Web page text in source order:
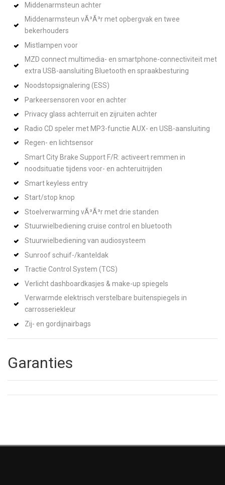
Middenarmsteun achter
Middenarmsteun vÃ³Ã³r met opbergvak en twee
bekerhouders
Mistlampen voor
MZD connect multimedia- en smartphone-connectiviteit met
extra USB-aansluiting Bluetooth en spraakbesturing
Noodstopsignalering (ESS)
Parkeersensoren voor en achter
Privacy glass achterruit en zijruiten achter
Radio CD speler met MP3-functie AUX- en USB-aansluiting
Regen- en lichtsensor
Smart City Brake Support F/R: activeert remmen in
noodsituatie tijdens voor- en achteruitrijden
Smart keyless entry
Start/stop knop
Stoelverwarming vÃ³Ã³r met drie standen
Stuurwielbediening cruise control en bluetooth
Stuurwielbediening van audiosysteem
Sunroof schuif-/kanteldak
Tractie Control System (TCS)
Verlicht dashboardkasjes & make-up spiegels
Verwarmde elektrisch verstelbare buitenspiegels in
carrosseriekleur
Zij- en gordijnairbags
Garanties